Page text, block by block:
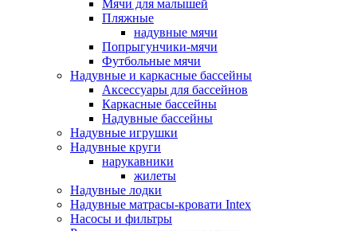
Мячи для малышей
Пляжные
надувные мячи
Попрыгунчики-мячи
Футбольные мячи
Надувные и каркасные бассейны
Аксессуары для бассейнов
Каркасные бассейны
Надувные бассейны
Надувные игрушки
Надувные круги
нарукавники
жилеты
Надувные лодки
Надувные матрасы-кровати Intex
Насосы и фильтры